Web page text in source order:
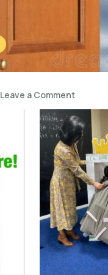
Leave a Comment